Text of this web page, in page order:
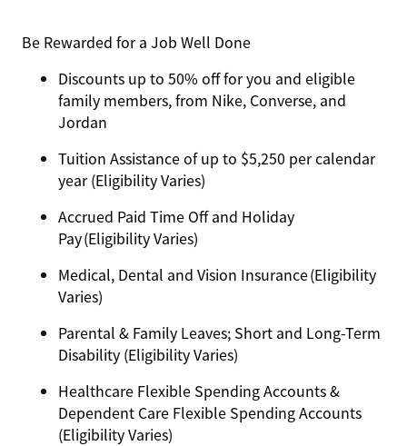
Be Rewarded for a Job Well Done
Discounts up to 50% off for you and eligible
family members, from Nike, Converse, and
Jordan
Tuition Assistance of up to $5,250 per calendar
year (Eligibility Varies)
Accrued Paid Time Off and Holiday
Pay (Eligibility Varies)
Medical, Dental and Vision Insurance (Eligibility
Varies)
Parental & Family Leaves; Short and Long-Term
Disability (Eligibility Varies)
Healthcare Flexible Spending Accounts &
Dependent Care Flexible Spending Accounts
(Eligibility Varies)